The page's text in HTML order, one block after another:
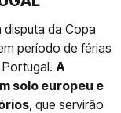
da Copa
período de férias
A
solo europeu e
, que servirão